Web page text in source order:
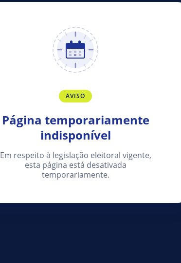
AVISO
Página temporariamente
indisponível
Em respeito à legislação eleitoral vigente,
esta página está desativada
temporariamente.